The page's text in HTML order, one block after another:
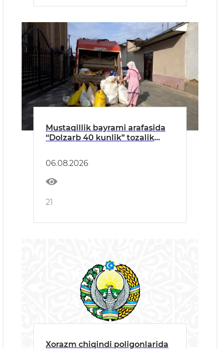
Mustaqillik bayrami arafasida
“Dolzarb 40 kunlik” tozalik
06.08.2026
21
Xorazm chiqindi poligonlarida